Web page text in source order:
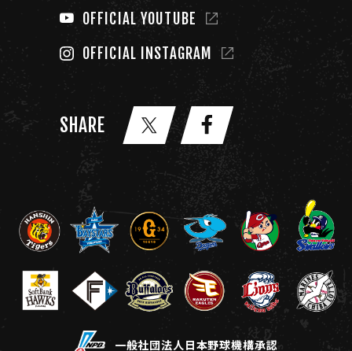
OFFICIAL YOUTUBE
OFFICIAL INSTAGRAM
SHARE
一般社団法人日本野球機構承認